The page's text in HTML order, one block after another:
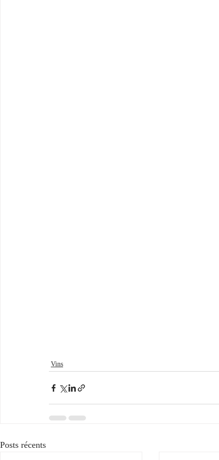
Vins
Posts récents